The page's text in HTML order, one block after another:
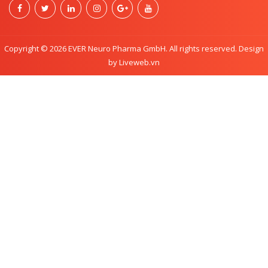
Copyright © 2026 EVER Neuro Pharma GmbH. All rights reserved. Design
by Liveweb.vn